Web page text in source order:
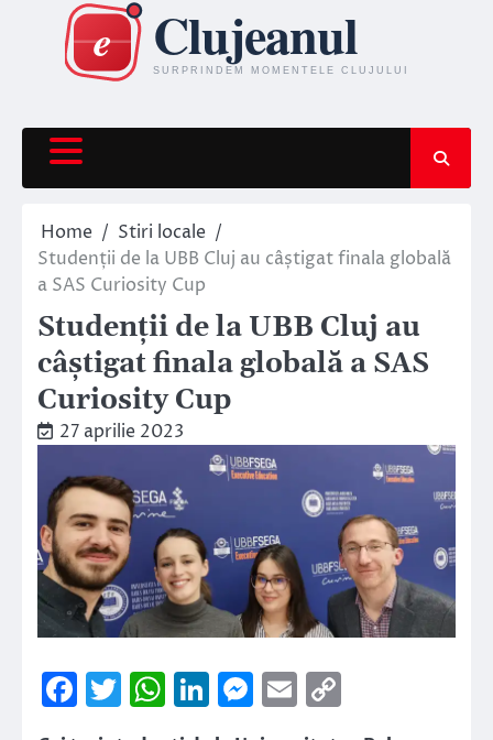
content
Home
Stiri locale
Studenții de la UBB Cluj au câștigat finala globală
a SAS Curiosity Cup
Studenții de la UBB Cluj au
câștigat finala globală a SAS
Curiosity Cup
27 aprilie 2023
Facebook
Twitter
WhatsApp
LinkedIn
Messenger
Email
Link